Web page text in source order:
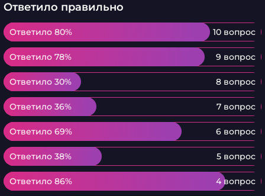
Ответило правильно
Ответило 80% 10 вопрос
Ответило 80%
Ответило 78% 9 вопрос
Ответило 78%
Ответило 30% 8 вопрос
Ответило 30%
Ответило 36% 7 вопрос
Ответило 36%
Ответило 69% 6 вопрос
Ответило 69%
Ответило 38% 5 вопрос
Ответило 38%
Ответило 86% 4 вопрос
Ответило 86%